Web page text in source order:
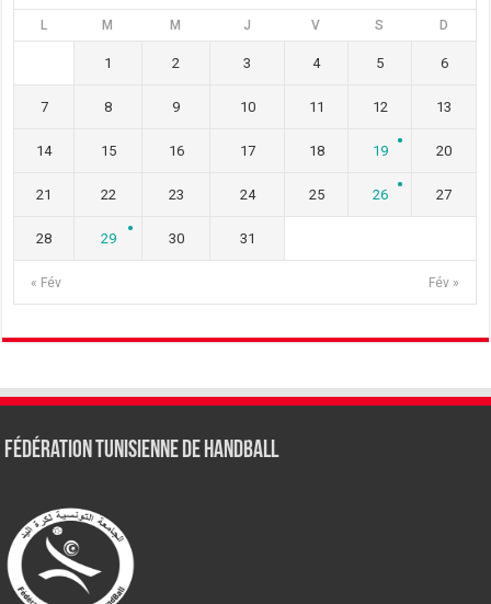
L M M J V S D
« Fév Fév »
1 2 3 4 5 6
7 8 9 10 11 12 13
14 15 16 17 18 19 20
21 22 23 24 25 26 27
28 29 30 31
Fédération tunisienne de Handball